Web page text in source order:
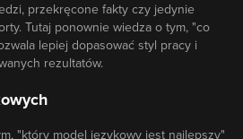
przekręcone fakty czy jedynie
Tutaj ponownie wiedza o tym, "co
lepiej dopasować styl pracy i
rezultatów.
"który model językowy jest najlepszy"